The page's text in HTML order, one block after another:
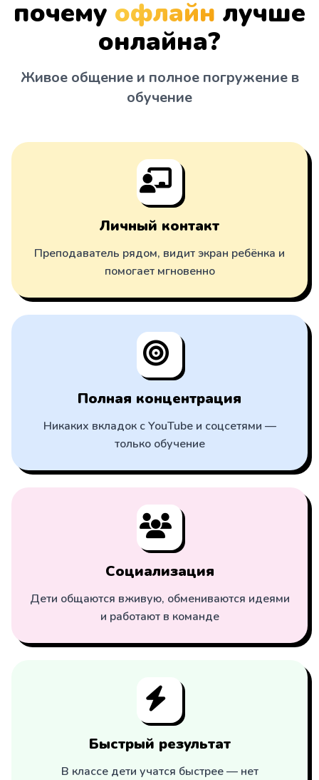
почему офлайн лучше
онлайна?
Живое общение и полное погружение в
обучение
Личный контакт
Преподаватель рядом, видит экран ребёнка и
помогает мгновенно
Полная концентрация
Никаких вкладок с YouTube и соцсетями —
только обучение
Социализация
Дети общаются вживую, обмениваются идеями
и работают в команде
Быстрый результат
В классе дети учатся быстрее — нет